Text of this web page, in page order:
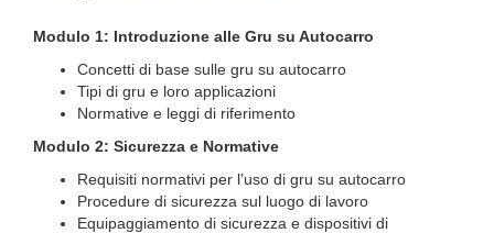
Modulo 1: Introduzione alle Gru su Autocarro
Concetti di base sulle gru su autocarro
Tipi di gru e loro applicazioni
Normative e leggi di riferimento
Modulo 2: Sicurezza e Normative
Requisiti normativi per l’uso di gru su autocarro
Procedure di sicurezza sul luogo di lavoro
Equipaggiamento di sicurezza e dispositivi di